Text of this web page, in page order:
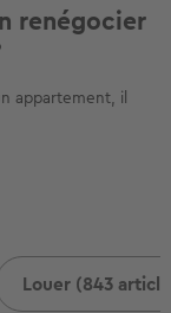
renégocier
appartement, il
Louer (843